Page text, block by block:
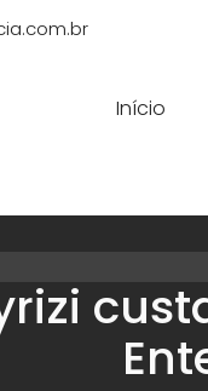
Início